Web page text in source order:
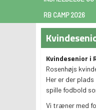
RB CAMP 2026
Kvindesenior i
Rosenhøjs
Her er der
spille fodbold
Vi træner med